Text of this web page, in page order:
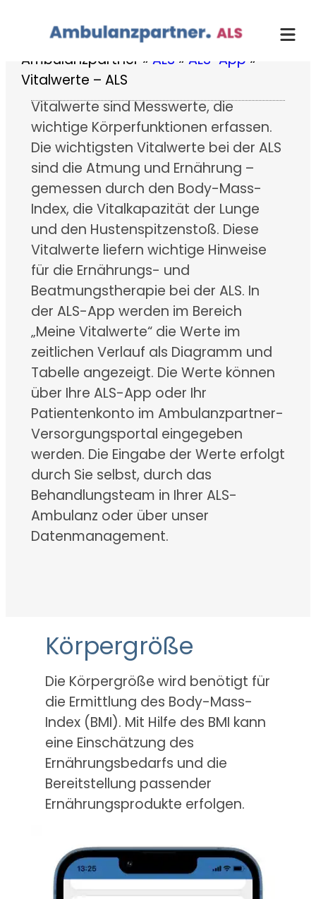
Ambulanzpartner » ALS » ALS-App »
Vitalwerte – ALS
Vitalwerte sind Messwerte, die
wichtige Körperfunktionen erfassen.
Die wichtigsten Vitalwerte bei der ALS
sind die Atmung und Ernährung –
gemessen durch den Body-Mass-
Index, die Vitalkapazität der Lunge
und den Hustenspitzenstoß. Diese
Vitalwerte liefern wichtige Hinweise
für die Ernährungs- und
Beatmungstherapie bei der ALS. In
der ALS-App werden im Bereich
„Meine Vitalwerte“ die Werte im
zeitlichen Verlauf als Diagramm und
Tabelle angezeigt. Die Werte können
über Ihre ALS-App oder Ihr
Patientenkonto im Ambulanzpartner-
Versorgungsportal eingegeben
werden. Die Eingabe der Werte erfolgt
durch Sie selbst, durch das
Behandlungsteam in Ihrer ALS-
Ambulanz oder über unser
Datenmanagement.
Körpergröße
Die Körpergröße wird benötigt für
die Ermittlung des Body-Mass-
Index (BMI). Mit Hilfe des BMI kann
eine Einschätzung des
Ernährungsbedarfs und die
Bereitstellung passender
Ernährungsprodukte erfolgen.